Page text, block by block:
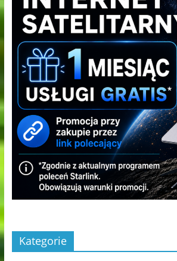
Kategorie